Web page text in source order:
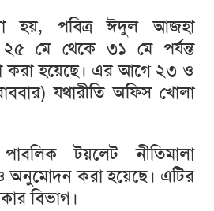
হয়, পবিত্র ঈদুল আজহা
মে থেকে ৩১ মে পর্যন্ত
করা হয়েছে। এর আগে ২৩ ও
যথারীতি অফিস খোলা
টয়লেট নীতিমালা
করা হয়েছে। এটির
বিভাগ।